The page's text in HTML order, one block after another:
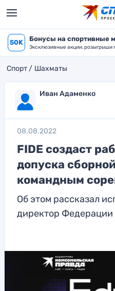
50K Бонусы на спортивные
Эксклюзивные акции, розыгрыши
Спорт Шахматы
Иван Адаменко
08.08.2022
FIDE создаст
допуска
командным
Об этом рассказал
директор